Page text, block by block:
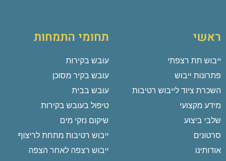
ראשי
ייבוש תת רצפתי
פתרונות ייבוש
השכרת ציוד לייבוש רטיבות
מידע מקצועי
שלבי ביצוע
סרטונים
אודותינו
תחומי התמחות
עובש בקירות
עובש בקיר מסוכן
עובש בבית
טיפול בעובש בקירות
שיקום נזקי מים
ייבוש רטיבות מתחת לריצוף
ייבוש רצפה לאחר הצפה